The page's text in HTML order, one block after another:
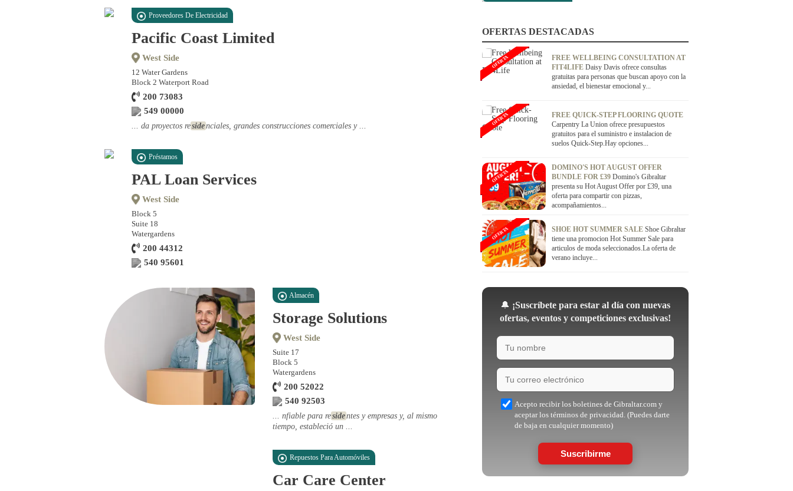
OFERTAS DESTACADAS
FREE WELLBEING CONSULTATION AT
FIT4LIFE Daisy Davis ofrece consultas
gratuitas para personas que buscan apoyo con la
ansiedad, el bienestar emocional y...
OFERTA
FREE QUICK-STEP FLOORING QUOTE
Carpentry La Union ofrece presupuestos
gratuitos para el suministro e instalacion de
suelos Quick-Step.Hay opciones...
OFERTA
DOMINO'S HOT AUGUST OFFER
BUNDLE FOR £39 Domino's Gibraltar
presenta su Hot August Offer por £39, una
oferta para compartir con pizzas,
acompañamientos...
OFERTA
SHOE HOT SUMMER SALE Shoe Gibraltar
tiene una promocion Hot Summer Sale para
articulos de moda seleccionados.La oferta de
verano incluye...
OFERTA
🔔 ¡Suscríbete para estar al día con nuevas
ofertas, eventos y competiciones exclusivas!
Acepto recibir los boletines de Gibraltar.com y
aceptar los términos de privacidad. (Puedes darte
de baja en cualquier momento)
Suscribirme
Proveedores De Electricidad
Pacific Coast Limited
West Side
12 Water Gardens
Block 2 Waterport Road
200 73083
549 00000
... da proyectos residenciales, grandes construcciones comerciales y ...
Préstamos
PAL Loan Services
West Side
Block 5
Suite 18
Watergardens
200 44312
540 95601
Almacén
Storage Solutions
West Side
Suite 17
Block 5
Watergardens
200 52022
540 92503
... nfiable para residentes y empresas y, al mismo
tiempo, estableció un ...
Repuestos Para Automóviles
Car Care Center